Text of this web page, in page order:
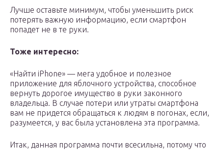
Лучше оставьте минимум, чтобы уменьшить риск
потерять важную информацию, если смартфон
попадет не в те руки.
Тоже интересно:
«Найти iPhone» — мега удобное и полезное
приложение для яблочного устройства, способное
вернуть дорогое имущество в руки законного
владельца. В случае потери или утраты смартфона
вам не придется обращаться к людям в погонах, если,
разумеется, у вас была установлена эта программа.
Итак, данная программа почти всесильна, потому что